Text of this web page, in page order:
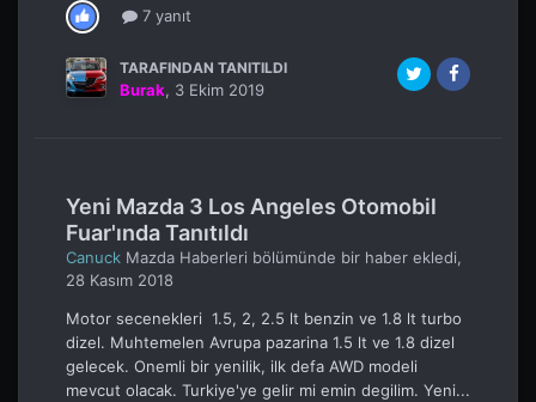
7 yanıt
TARAFINDAN TANITILDI
Burak, 3 Ekim 2019
Yeni Mazda 3 Los Angeles Otomobil
Fuar'ında Tanıtıldı
Canuck Mazda Haberleri bölümünde bir haber ekledi,
28 Kasım 2018
Motor secenekleri 1.5, 2, 2.5 lt benzin ve 1.8 lt turbo
dizel. Muhtemelen Avrupa pazarina 1.5 lt ve 1.8 dizel
gelecek. Onemli bir yenilik, ilk defa AWD modeli
mevcut olacak. Turkiye'ye gelir mi emin degilim. Yeni...